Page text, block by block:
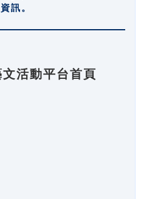
訊。
活動平台首頁